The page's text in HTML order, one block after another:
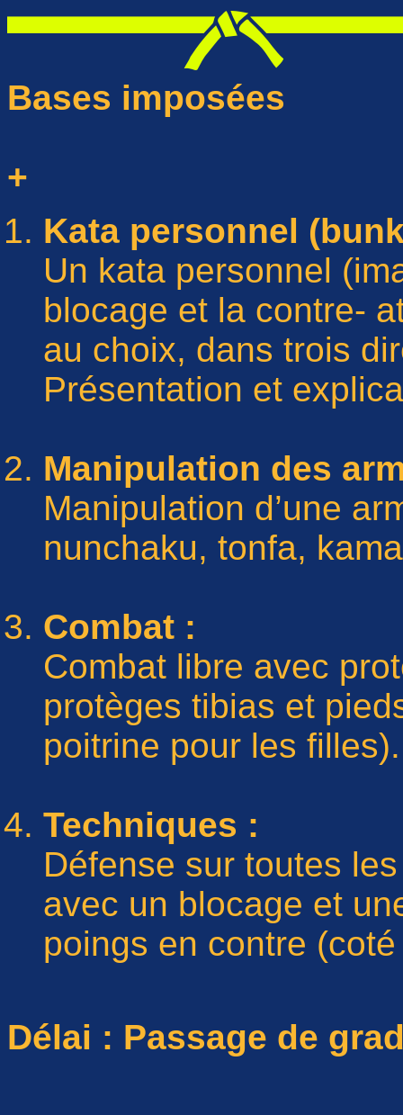
Bases imposées
+
Kata personnel
Un kata personnel
blocage et la contre-
au choix, dans trois
Présentation et
Manipulation des
Manipulation d’une
nunchaku, tonfa,
Combat :
Combat libre avec
protèges tibias et
poitrine pour les filles).
Techniques :
Défense sur toutes
avec un blocage et
poings en contre
Délai : Passage de